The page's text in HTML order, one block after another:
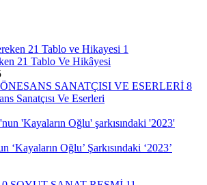
21 Tablo Ve Hikâyesi
Sanatçısı Ve Eserleri
‘Kayaların Oğlu’ Şarkısındaki ‘2023’